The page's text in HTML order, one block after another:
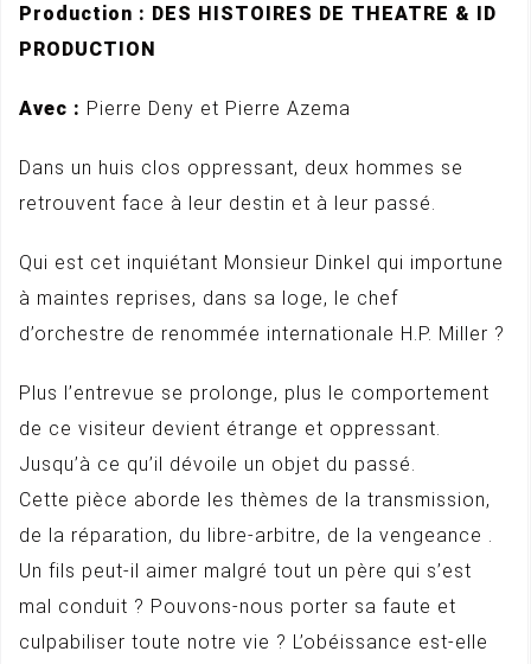
Production : DES HISTOIRES DE THEATRE & ID
PRODUCTION
Avec : Pierre Deny et Pierre Azema
Dans un huis clos oppressant, deux hommes se
retrouvent face à leur destin et à leur passé.
Qui est cet inquiétant Monsieur Dinkel qui importune
à maintes reprises, dans sa loge, le chef
d’orchestre de renommée internationale H.P. Miller ?
Plus l’entrevue se prolonge, plus le comportement
de ce visiteur devient étrange et oppressant.
Jusqu’à ce qu’il dévoile un objet du passé.
Cette pièce aborde les thèmes de la transmission,
de la réparation, du libre-arbitre, de la vengeance .
Un fils peut-il aimer malgré tout un père qui s’est
mal conduit ? Pouvons-nous porter sa faute et
culpabiliser toute notre vie ? L’obéissance est-elle